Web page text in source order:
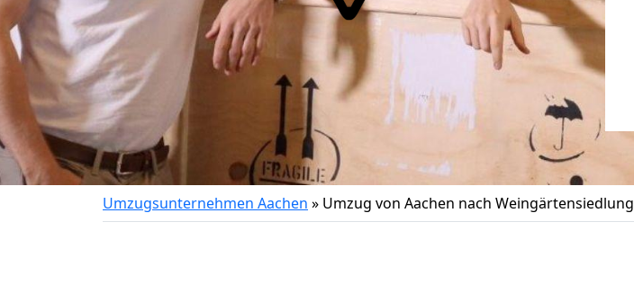
Umzugsunternehmen Aachen » Umzug von Aachen nach Weingärtensiedlung